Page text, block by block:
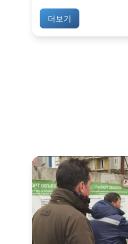
[기도] 북한의 청년 세